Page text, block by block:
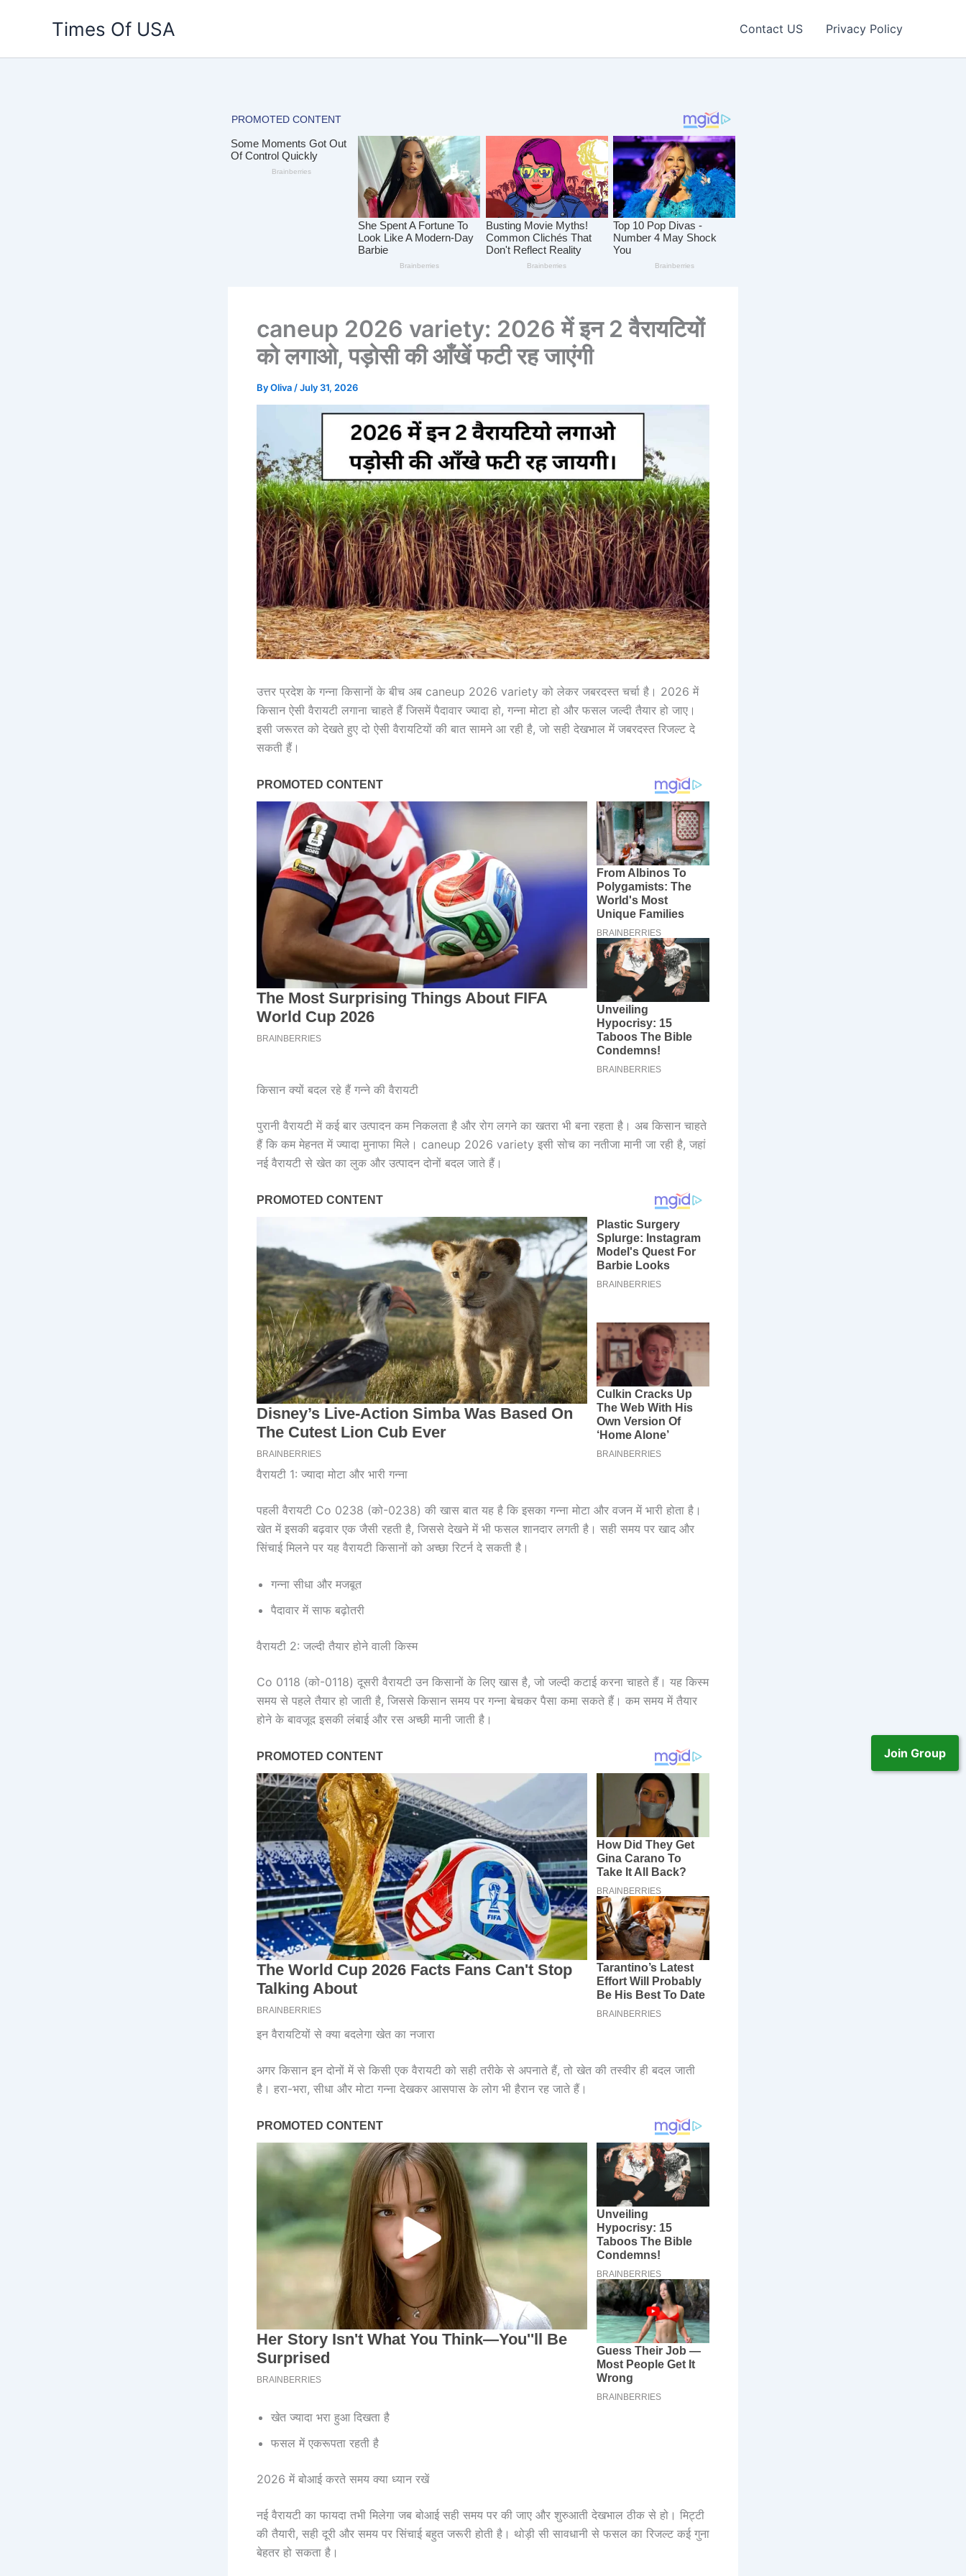
Join Group
Times Of USA Contact US Privacy Policy
caneup 2026 variety: 2026 में इन 2 वैरायटियों
को लगाओ, पड़ोसी की आँखें फटी रह जाएंगी
ByOliva /July 31, 2026
उत्तर प्रदेश के गन्ना किसानों के बीच अब caneup 2026 variety को लेकर जबरदस्त चर्चा है। 2026 में
किसान ऐसी वैरायटी लगाना चाहते हैं जिसमें पैदावार ज्यादा हो, गन्ना मोटा हो और फसल जल्दी तैयार हो जाए।
इसी जरूरत को देखते हुए दो ऐसी वैरायटियों की बात सामने आ रही है, जो सही देखभाल में जबरदस्त रिजल्ट दे
सकती हैं।
किसान क्यों बदल रहे हैं गन्ने की वैरायटी
पुरानी वैरायटी में कई बार उत्पादन कम निकलता है और रोग लगने का खतरा भी बना रहता है। अब किसान चाहते
हैं कि कम मेहनत में ज्यादा मुनाफा मिले। caneup 2026 variety इसी सोच का नतीजा मानी जा रही है, जहां
नई वैरायटी से खेत का लुक और उत्पादन दोनों बदल जाते हैं।
वैरायटी 1: ज्यादा मोटा और भारी गन्ना
पहली वैरायटी Co 0238 (को-0238) की खास बात यह है कि इसका गन्ना मोटा और वजन में भारी होता है।
खेत में इसकी बढ़वार एक जैसी रहती है, जिससे देखने में भी फसल शानदार लगती है। सही समय पर खाद और
सिंचाई मिलने पर यह वैरायटी किसानों को अच्छा रिटर्न दे सकती है।
गन्ना सीधा और मजबूत
पैदावार में साफ बढ़ोतरी
वैरायटी 2: जल्दी तैयार होने वाली किस्म
Co 0118 (को-0118) दूसरी वैरायटी उन किसानों के लिए खास है, जो जल्दी कटाई करना चाहते हैं। यह किस्म
समय से पहले तैयार हो जाती है, जिससे किसान समय पर गन्ना बेचकर पैसा कमा सकते हैं। कम समय में तैयार
होने के बावजूद इसकी लंबाई और रस अच्छी मानी जाती है।
इन वैरायटियों से क्या बदलेगा खेत का नजारा
अगर किसान इन दोनों में से किसी एक वैरायटी को सही तरीके से अपनाते हैं, तो खेत की तस्वीर ही बदल जाती
है। हरा-भरा, सीधा और मोटा गन्ना देखकर आसपास के लोग भी हैरान रह जाते हैं।
खेत ज्यादा भरा हुआ दिखता है
फसल में एकरूपता रहती है
2026 में बोआई करते समय क्या ध्यान रखें
नई वैरायटी का फायदा तभी मिलेगा जब बोआई सही समय पर की जाए और शुरुआती देखभाल ठीक से हो। मिट्टी
की तैयारी, सही दूरी और समय पर सिंचाई बहुत जरूरी होती है। थोड़ी सी सावधानी से फसल का रिजल्ट कई गुना
बेहतर हो सकता है।